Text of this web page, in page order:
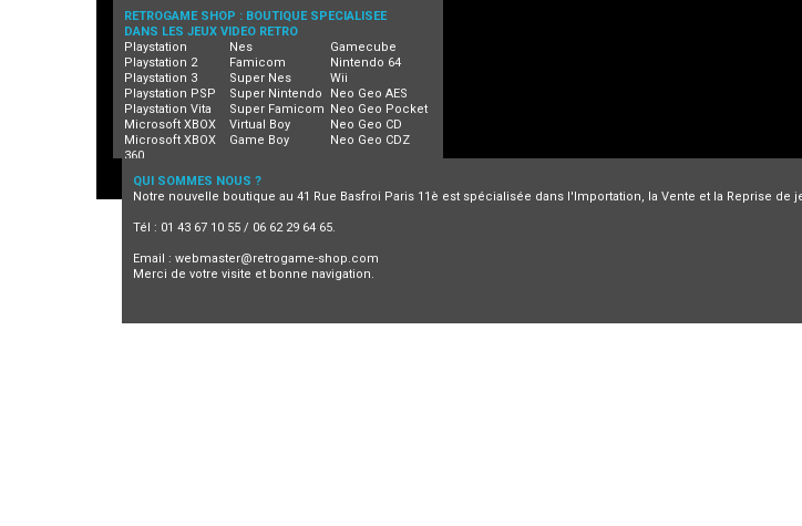
RETROGAME SHOP : BOUTIQUE SPECIALISEE
DANS LES JEUX VIDEO RETRO
Playstation
Playstation 2
Playstation 3
Playstation PSP
Playstation Vita
Microsoft XBOX
Microsoft XBOX
360
Nes
Famicom
Super Nes
Super Nintendo
Super Famicom
Virtual Boy
Game Boy
Gamecube
Nintendo 64
Wii
Neo Geo AES
Neo Geo Pocket
Neo Geo CD
Neo Geo CDZ
QUI SOMMES NOUS ?
Notre nouvelle boutique au 41 Rue Basfroi Paris 11è est spécialisée dans l'Importation, la Vente et la Reprise
Tél : 01 43 67 10 55 / 06 62 29 64 65.
Email : webmaster@retrogame-shop.com
Merci de votre visite et bonne navigation.